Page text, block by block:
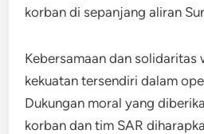
korban di sepanjang aliran
Kebersamaan dan solidaritas
kekuatan tersendiri dalam
Dukungan moral yang
korban dan tim SAR